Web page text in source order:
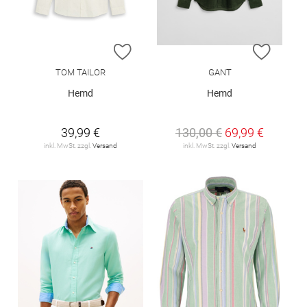
ZUR WUNSCHLISTE HINZUFÜGEN
TOM TAILOR
Hemd
39,99 €
inkl. MwSt. zzgl. Versand
ZUR
GANT
Hemd
130,00 € 69,99 €
inkl. MwSt. zzgl. Versand